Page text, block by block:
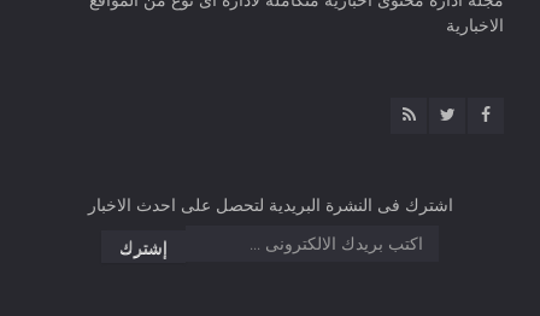
الاخبارية
اشترك فى النشرة البريدية لتحصل على احدث الاخبار